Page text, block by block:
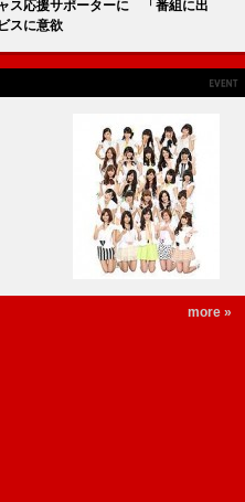
ス応援サポーターに 「番組に出
スに意欲
more »